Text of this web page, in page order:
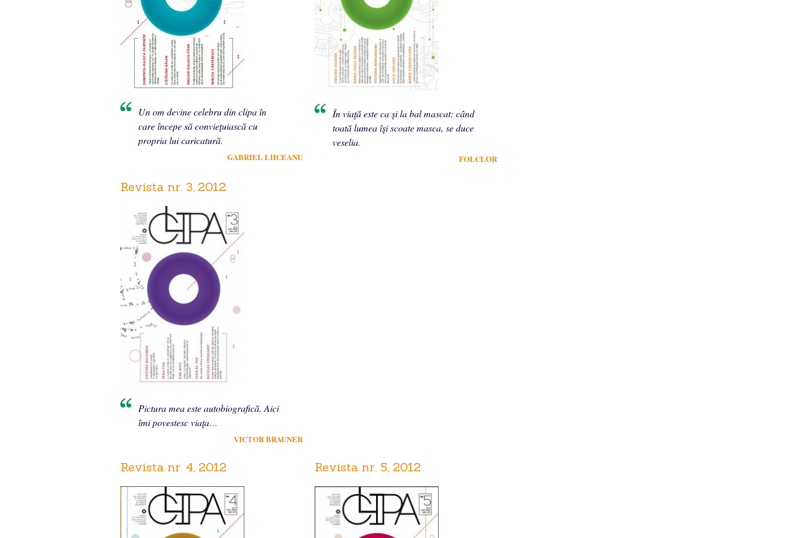
Un om devine celebru din clipa în
care începe să convieţuiască cu
propria lui caricatură.
GABRIEL LIICEANU
În viaţă este ca şi la bal mascat: când
toată lumea îşi scoate masca, se duce
veselia.
FOLCLOR
Revista nr. 3, 2012
Pictura mea este autobiografică. Aici
îmi povestesc viaţa…
VICTOR BRAUNER
Revista nr. 4, 2012 Revista nr. 5, 2012